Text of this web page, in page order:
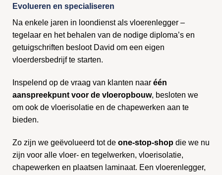
Evolueren en specialiseren
Na enkele jaren in loondienst als vloerenlegger –
tegelaar en het behalen van de nodige diploma’s en
getuigschriften besloot David om een eigen
vloerdersbedrijf te starten.
Inspelend op de vraag van klanten naar één
aanspreekpunt voor de vloeropbouw, besloten we
om ook de vloerisolatie en de chapewerken aan te
bieden.
Zo zijn we geëvolueerd tot de one-stop-shop die we nu
zijn voor alle vloer- en tegelwerken, vloerisolatie,
chapewerken en plaatsen laminaat. Een vloerenlegger,